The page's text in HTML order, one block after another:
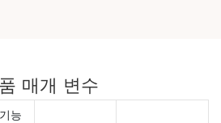
매개 변수
능